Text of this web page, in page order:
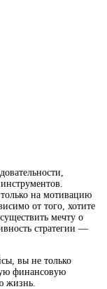
на мотивацию
от того, хотите
мечту о
стратегии —
вы не только
финансовую
жизнь.